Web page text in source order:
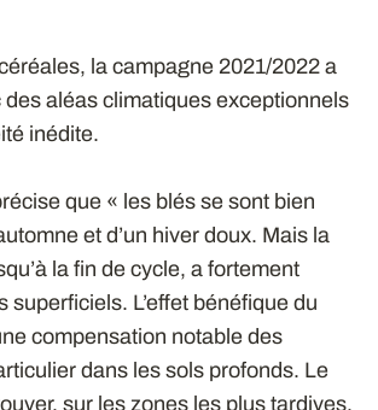
la campagne 2021/2022 a
aléas climatiques exceptionnels
inédite.
que « les blés se sont bien
et d’un hiver doux. Mais la
la fin de cycle, a fortement
superficiels. L’effet bénéfique du
compensation notable des
dans les sols profonds. Le
sur les zones les plus tardives,